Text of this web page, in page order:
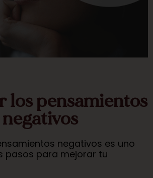
los pensamientos
negativos
negativos es uno
pasos para mejorar tu